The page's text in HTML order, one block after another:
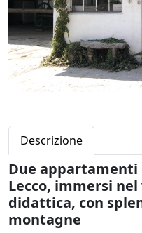
Descrizione
Due appartamenti
Lecco, immersi
didattica, con
montagne